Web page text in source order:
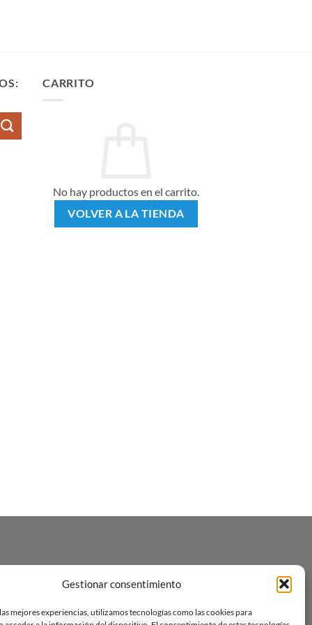
Gestionar consentimiento
mejores experiencias, utilizamos tecnologías como las cookies para
CARRITO
No hay productos en el carrito.
VOLVER A LA TIENDA